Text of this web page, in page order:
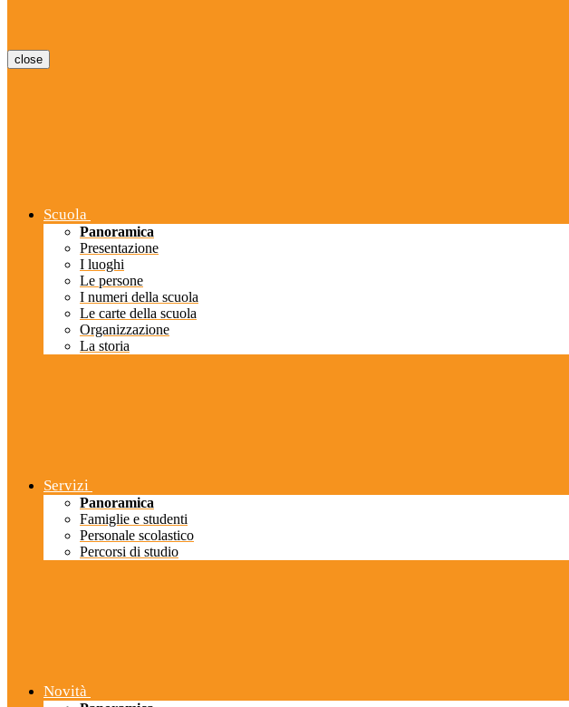
close
Scuola
Panoramica
Presentazione
I luoghi
Le persone
I numeri della scuola
Le carte della scuola
Organizzazione
La storia
Servizi
Panoramica
Famiglie e studenti
Personale scolastico
Percorsi di studio
Novità